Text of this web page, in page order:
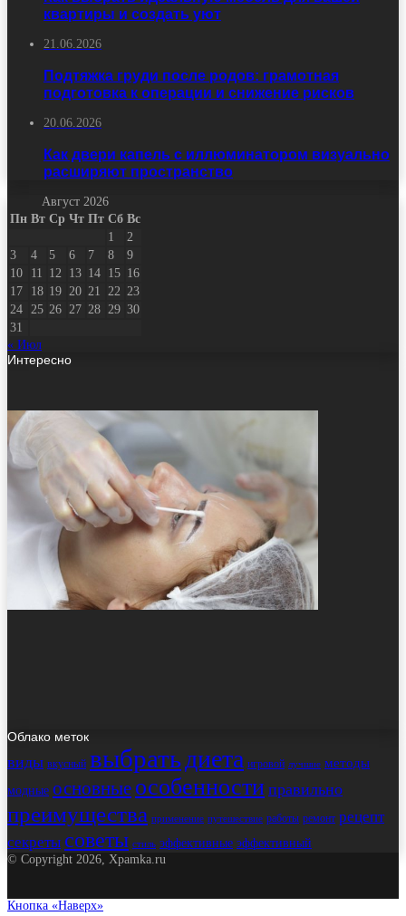
квартиры и создать уют
21.06.2026
Подтяжка груди после родов: грамотная
подготовка к операции и снижение рисков
20.06.2026
Как двери капель с иллюминатором визуально
расширяют пространство
Август 2026
Пн Вт Ср Чт Пт Сб Вс
1
2
3
4 5 6 7 8
9
10
11 12 13 14 15 16
17
18 19 20 21 22 23
24
25 26 27 28 29 30
31
« Июл
Интересно
Облако меток
виды вкусный выбратьдиета игровой лучшие методы
модные основные особенности правильно
преимущества применение путешествие работы ремонт рецепт
секреты советы стиль эффективные эффективный
© Copyright 2026, Xpamka.ru
Кнопка «Наверх»